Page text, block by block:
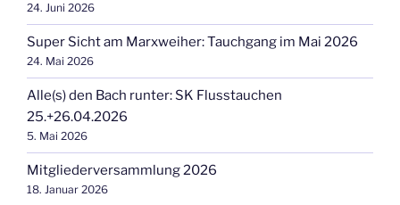
24. Juni 2026
Super Sicht am Marxweiher: Tauchgang im Mai 2026
24. Mai 2026
Alle(s) den Bach runter: SK Flusstauchen
25.+26.04.2026
5. Mai 2026
Mitgliederversammlung 2026
18. Januar 2026